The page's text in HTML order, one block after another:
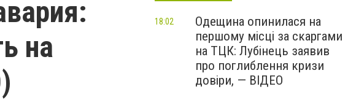
на
Одещина опинилася на
першому місці за скаргами
на ТЦК: Лубінець заявив
про поглиблення кризи
довіри, — ВІДЕО
18:02